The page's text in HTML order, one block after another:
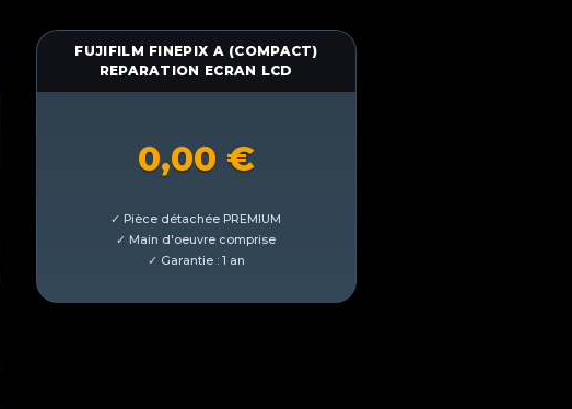
FUJIFILM FINEPIX A (COMPACT)
REPARATION ECRAN LCD
0,00 €